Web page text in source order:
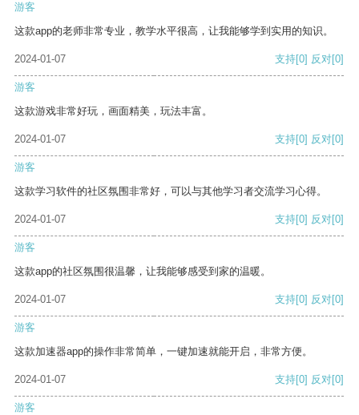
游客
这款app的老师非常专业，教学水平很高，让我能够学到实用的知识。
2024-01-07 支持[0] 反对[0]
游客
这款游戏非常好玩，画面精美，玩法丰富。
2024-01-07 支持[0] 反对[0]
游客
这款学习软件的社区氛围非常好，可以与其他学习者交流学习心得。
2024-01-07 支持[0] 反对[0]
游客
这款app的社区氛围很温馨，让我能够感受到家的温暖。
2024-01-07 支持[0] 反对[0]
游客
这款加速器app的操作非常简单，一键加速就能开启，非常方便。
2024-01-07 支持[0] 反对[0]
游客